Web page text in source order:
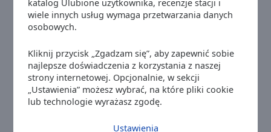
katalog Ulubione użytkownika, recenzje stacji i
wiele innych usług wymaga przetwarzania danych
osobowych.
Kliknij przycisk „Zgadzam się”, aby zapewnić sobie
najlepsze doświadczenia z korzystania z naszej
strony internetowej. Opcjonalnie, w sekcji
„Ustawienia” możesz wybrać, na które pliki cookie
lub technologie wyrażasz zgodę.
Ustawienia
window.
Radio RMF - Francais
Radio RMF - Sizeer FM
Radio RMF - Styl
Radio RMF - Szanty
Radio RMF - Piosenka filmowa
Radio RMF - Top 30 Disco Polo
Email:
redakcja@rmfon.pl
Facebook:
@RMFonpl
Instagram:
@radio_rmffm
Youtube:
@RADIORMF
email: support@rmfon.pl
Czas w mieście Kraków:14:28,08.10.2026